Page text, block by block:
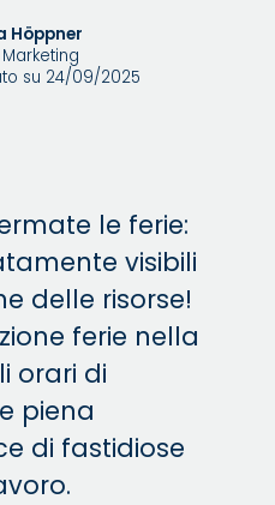
Höppner
su 24/09/2025
le ferie:
visibili
delle risorse!
ferie nella
orari di
piena
di fastidiose